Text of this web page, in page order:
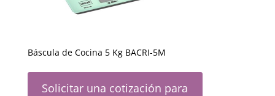
Báscula de Cocina 5 Kg BACRI-5M
Solicitar una cotización para